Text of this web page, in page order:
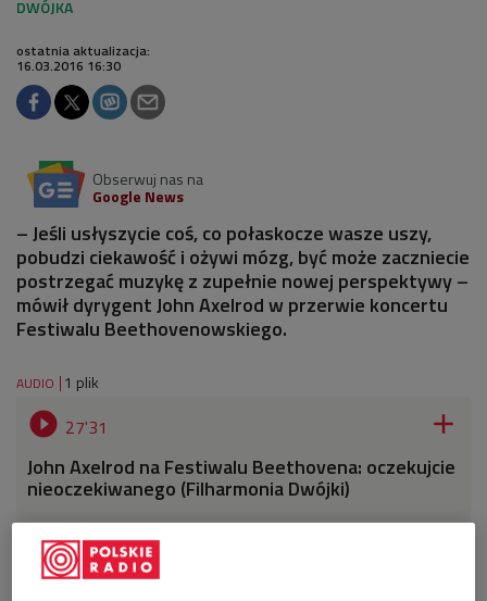
ostatnia aktualizacja:
16.03.2016 16:30
Obserwuj nas na
Google News
– Jeśli usłyszycie coś, co połaskocze wasze uszy,
pobudzi ciekawość i ożywi mózg, być może zaczniecie
postrzegać muzykę z zupełnie nowej perspektywy –
mówił dyrygent John Axelrod w przerwie koncertu
Festiwalu Beethovenowskiego.
AUDIO 1 plik
 27'31 
John Axelrod na Festiwalu Beethovena: oczekujcie
nieoczekiwanego (Filharmonia Dwójki)